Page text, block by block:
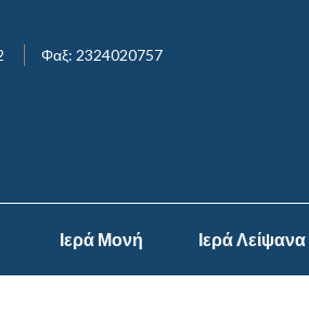
Φαξ: 2324020757
Ιερά Μονή Ιερά Λείψανα